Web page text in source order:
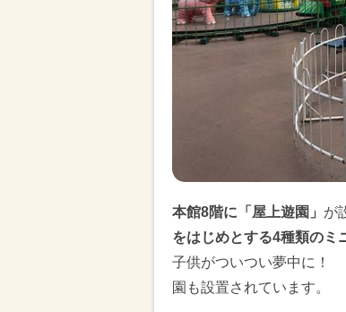
本館8階に「屋上遊園」 が
をはじめとする4種類のミ
子供がついつい夢中に！
園も設置されています。